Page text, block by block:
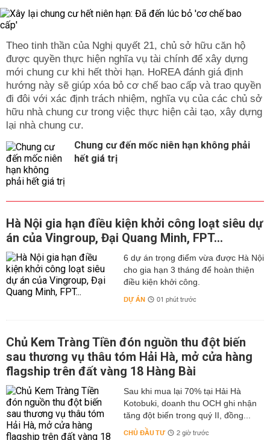
Theo tinh thần của Nghị quyết 21, chủ sở hữu căn hộ
được quyền thực hiện nghĩa vụ tài chính để xây dựng
mới chung cư khi hết thời hạn. HoREA đánh giá định
hướng này sẽ giúp xóa bỏ cơ chế bao cấp và trao quyền
đi đôi với xác định trách nhiệm, nghĩa vụ của các chủ sở
hữu nhà chung cư trong việc thực hiện cải tạo, xây dựng
lại nhà chung cư.
Chung cư đến mốc niên hạn không phải
hết giá trị
Hà Nội gia hạn điều kiện khởi công loạt siêu dự
án của Vingroup, Đại Quang Minh, FPT...
6 dự án trọng điểm vừa được Hà Nội
cho gia hạn 3 tháng để hoàn thiện
điều kiện khởi công.
DỰ ÁN 01 phút trước
Chủ Kem Tràng Tiền đón nguồn thu đột biến
sau thương vụ thâu tóm Hải Hà, mở cửa hàng
flagship trên đất vàng 18 Hàng Bài
Sau khi mua lại 70% tại Hải Hà
Kotobuki, doanh thu OCH ghi nhận
tăng đột biến trong quý II, đồng...
CHỦ ĐẦU TƯ 2 giờ trước